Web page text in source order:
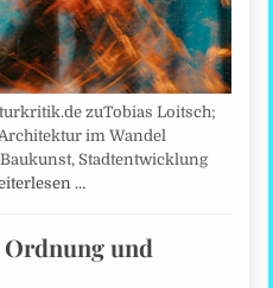
zuTobias Loitsch;
im Wandel
Stadtentwicklung
…
Ordnung und